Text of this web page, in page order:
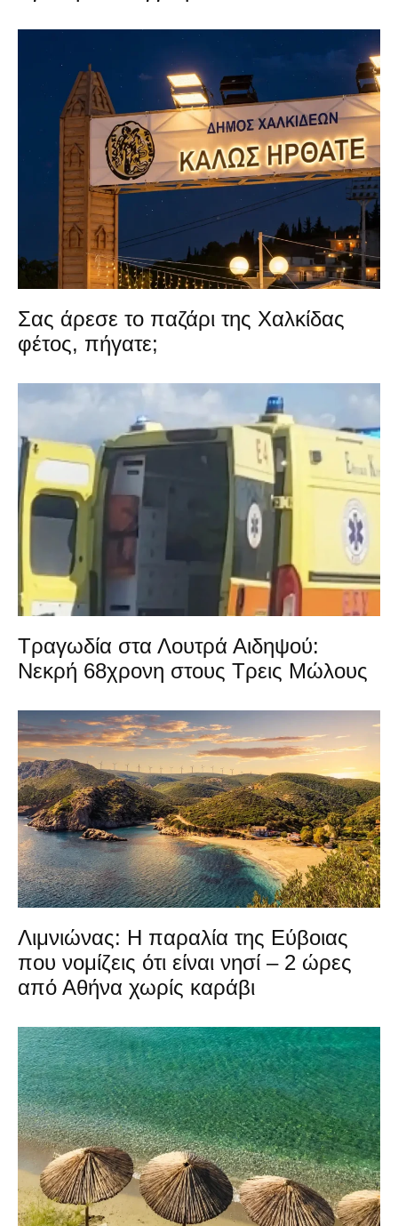
Σας άρεσε το παζάρι της Χαλκίδας
φέτος, πήγατε;
Τραγωδία στα Λουτρά Αιδηψού:
Νεκρή 68χρονη στους Τρεις Μώλους
Λιμνιώνας: Η παραλία της Εύβοιας
που νομίζεις ότι είναι νησί – 2 ώρες
από Αθήνα χωρίς καράβι